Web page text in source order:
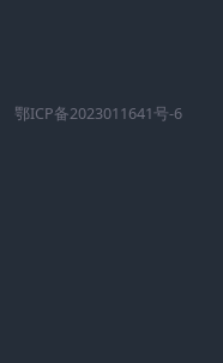
鄂ICP备2023011641号-6